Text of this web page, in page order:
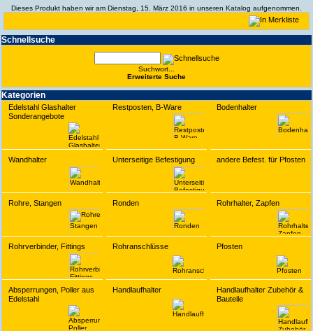
Schnell­suche
Suchwort...
Erwei­terte Suche
Kate­gorien
Edelstahl Glashalter
Sonderangebote
Restposten, B-Ware Bodenhalter
Wandhalter Unterseitige Befestigung andere Befest. für Pfosten
Rohre, Stangen Ronden Rohrhalter, Zapfen
Rohrverbinder, Fittings Rohranschlüsse Pfosten
Absperrungen, Poller aus
Edelstahl
Handlaufhalter
Handlaufhalter Zubehör &
Bauteile
Dieses Produkt haben wir am Dienstag, 15. März 2016 in unseren Katalog aufgenommen.